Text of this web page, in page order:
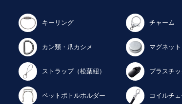
キーリング チャーム
カン類・爪カシメ マグネット
ストラップ（松葉紐） プラスチ
ペットボトルホルダー コイルチ